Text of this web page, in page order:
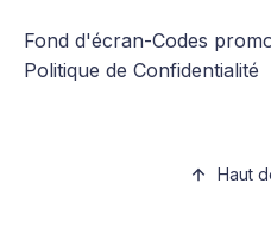
Fond d'écran-Codes
Politique de Confidentialité
Haut